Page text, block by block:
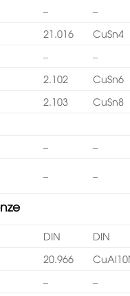
–
–
21.016
CuSn4
–
–
2.102
CuSn6
2.103 CuSn8
– –
– –
DIN
DIN
20.966
–
–